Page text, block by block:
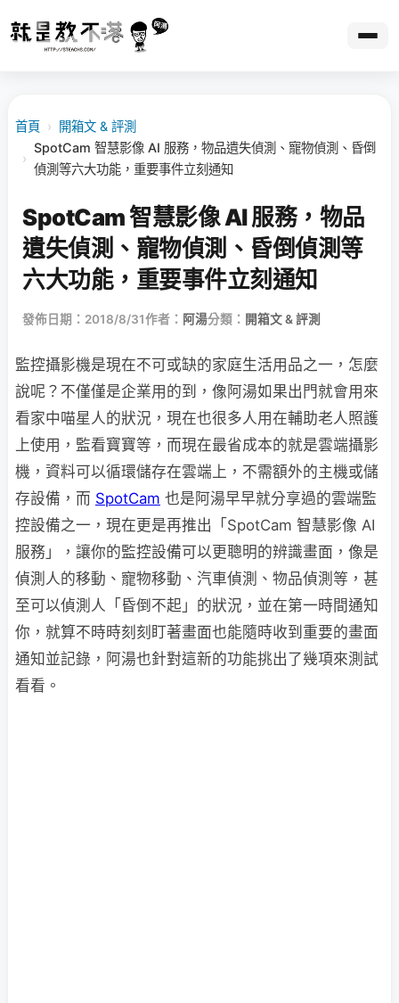
首頁 › 開箱文 & 評測
›
SpotCam 智慧影像 AI 服務，物品遺失偵測、寵物偵測、昏倒
偵測等六大功能，重要事件立刻通知
SpotCam 智慧影像 AI 服務，物品
遺失偵測、寵物偵測、昏倒偵測等
六大功能，重要事件立刻通知
發佈日期：2018/8/31作者： 阿湯分類： 開箱文 & 評測
監控攝影機是現在不可或缺的家庭生活用品之一，怎麼
說呢？不僅僅是企業用的到，像阿湯如果出門就會用來
看家中喵星人的狀況，現在也很多人用在輔助老人照護
上使用，監看寶寶等，而現在最省成本的就是雲端攝影
機，資料可以循環儲存在雲端上，不需額外的主機或儲
存設備，而 SpotCam 也是阿湯早早就分享過的雲端監
控設備之一，現在更是再推出「SpotCam 智慧影像 AI
服務」，讓你的監控設備可以更聰明的辨識畫面，像是
偵測人的移動、寵物移動、汽車偵測、物品偵測等，甚
至可以偵測人「昏倒不起」的狀況，並在第一時間通知
你，就算不時時刻刻盯著畫面也能隨時收到重要的畫面
通知並記錄，阿湯也針對這新的功能挑出了幾項來測試
看看。